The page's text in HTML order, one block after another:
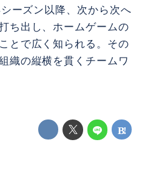
ーズン以降、次から次へ
ち出し、ホームゲームの
とで広く知られる。その
織の縦横を貫くチームワ